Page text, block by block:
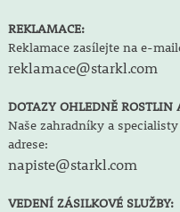
REKLAMACE:
Reklamace zasílejte na e-
reklamace@starkl.com
DOTAZY OHLEDNĚ ROSTLIN
Naše zahradníky a
adrese:
napiste@starkl.com
VEDENÍ ZÁSILKOVÉ SLUŽBY: